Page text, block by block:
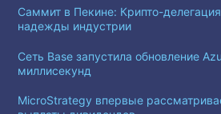
Саммит в Пекине: Крипто-
надежды индустрии
Сеть Base запустила обновление
миллисекунд
MicroStrategy впервые